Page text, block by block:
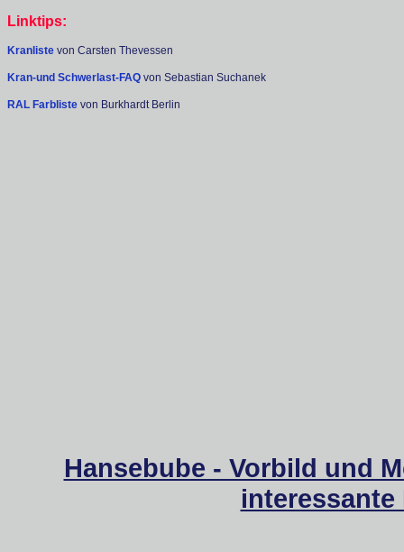
Linktips:
Kranliste von Carsten Thevessen
Kran-und Schwerlast-FAQ von Sebastian Suchanek
RAL Farbliste von Burkhardt Berlin
Hansebube - Vorbild und